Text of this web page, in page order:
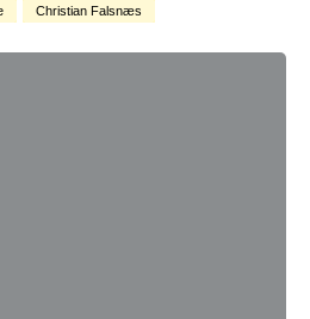
Christian Falsnæs